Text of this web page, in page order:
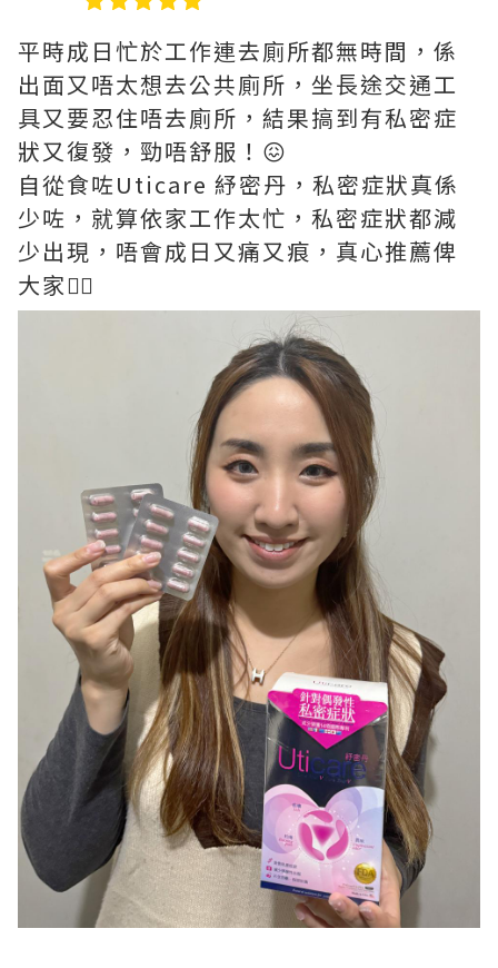
平時成日忙於工作連去廁所都無時間，係
出面又唔太想去公共廁所，坐⻑途交通工
具又要忍住唔去廁所，結果搞到有私密症
狀又復發，勁唔舒服！😖
自從食咗Uticare 紓密丹，私密症狀真係
少咗，就算依家工作太忙，私密症狀都減
少出現，唔會成日又痛又痕，真心推薦俾
大家👍🏻